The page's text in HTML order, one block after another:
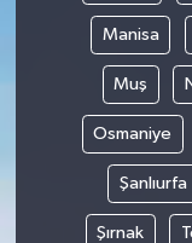
Manisa
Muş
Osmaniye
Şanlıurfa
Şırnak